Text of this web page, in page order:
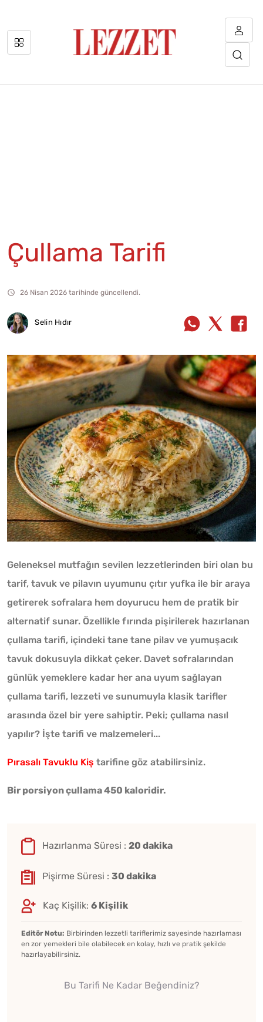
Çullama Tarifi
26 Nisan 2026 tarihinde güncellendi.
Selin Hıdır
Geleneksel mutfağın sevilen lezzetlerinden biri olan bu
tarif, tavuk ve pilavın uyumunu çıtır yufka ile bir araya
getirerek sofralara hem doyurucu hem de pratik bir
alternatif sunar. Özellikle fırında pişirilerek hazırlanan
çullama tarifi, içindeki tane tane pilav ve yumuşacık
tavuk dokusuyla dikkat çeker. Davet sofralarından
günlük yemeklere kadar her ana uyum sağlayan
çullama tarifi, lezzeti ve sunumuyla klasik tarifler
arasında özel bir yere sahiptir. Peki; çullama nasıl
yapılır? İşte tarifi ve malzemeleri...
Pırasalı Tavuklu Kiş tarifine göz atabilirsiniz.
Bir porsiyon çullama 450 kaloridir.
Hazırlanma Süresi : 20 dakika
Pişirme Süresi : 30 dakika
Kaç Kişilik: 6 Kişilik
Editör Notu: Birbirinden lezzetli tariflerimiz sayesinde hazırlaması
en zor yemekleri bile olabilecek en kolay, hızlı ve pratik şekilde
hazırlayabilirsiniz.
Bu Tarifi Ne Kadar Beğendiniz?